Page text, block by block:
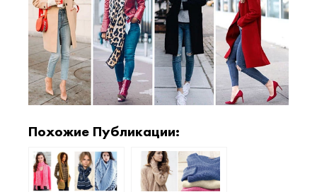
Похожие Публикации: